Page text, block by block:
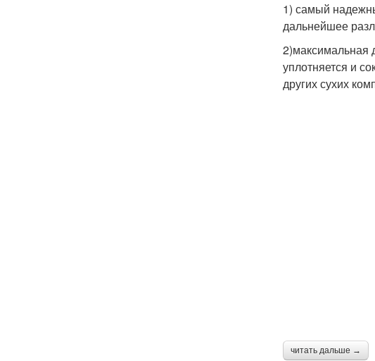
1) самый
дальнейшее
2)максимальная
уплотняется и
других сухих
читать дальше →